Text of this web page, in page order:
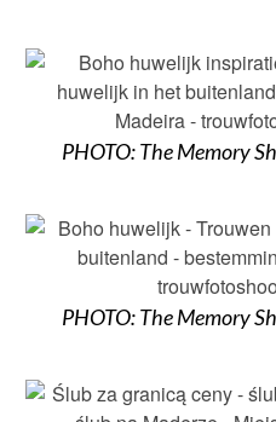
PHOTO: The Memory
PHOTO: The Memory